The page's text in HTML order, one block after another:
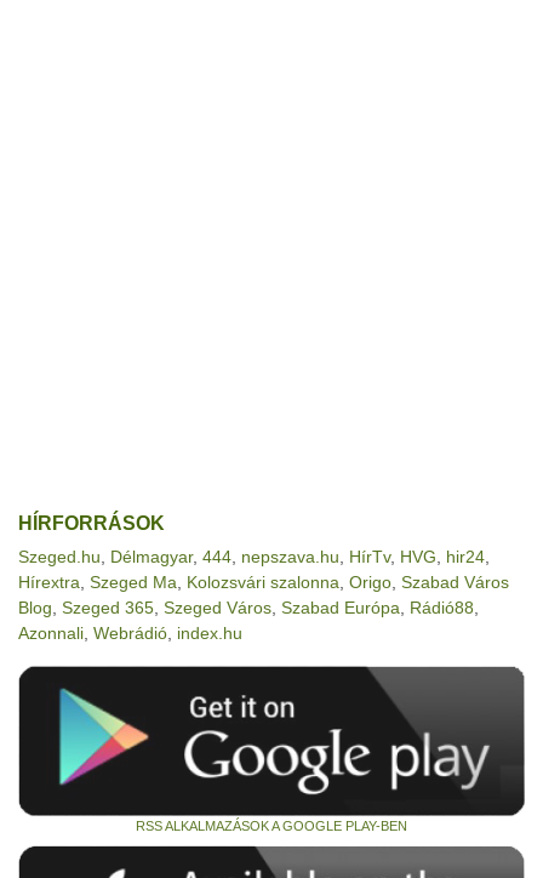
HÍRFORRÁSOK
Szeged.hu Délmagyar, 444 nepszava.hu HírTv, HVG hir24
Hírextra Szeged Ma Kolozsvári szalonna Origo Szabad Város
Blog Szeged 365 Szeged Város Szabad Európa Rádió88
Azonnali Webrádió index.hu
RSS ALKALMAZÁSOK A GOOGLE PLAY-BEN